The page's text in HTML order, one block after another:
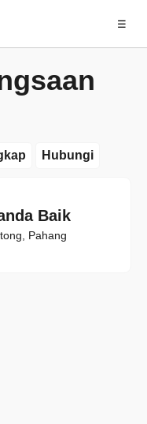
☰
Hubungi
Baik
Pahang